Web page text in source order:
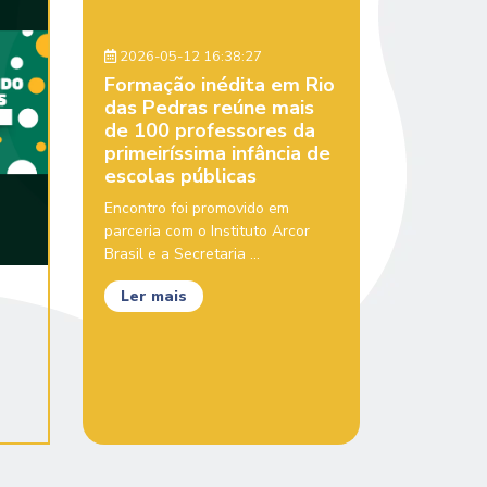
2026-05-12 16:38:27
Formação inédita em Rio
das Pedras reúne mais
de 100 professores da
primeiríssima infância de
escolas públicas
Encontro foi promovido em
parceria com o Instituto Arcor
Brasil e a Secretaria ...
Ler mais